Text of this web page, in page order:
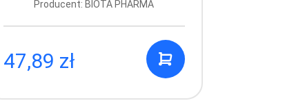
Producent: BIOTA PHARMA
47,89 zł